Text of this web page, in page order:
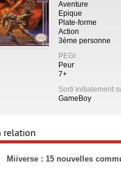
Aventure
Epique
Plate-forme
Action
3ème personne
PEGI :
Peur
7+
Sorti initialement
GameBoy
relation
Miiverse : 15 nouvelles